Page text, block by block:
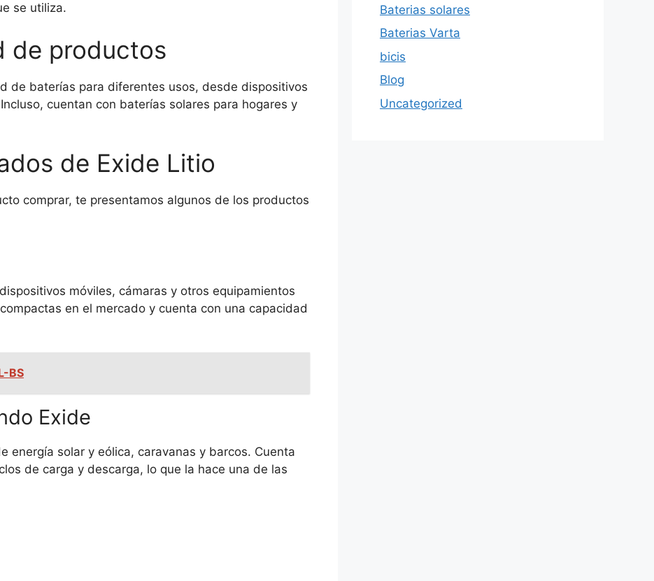
se utiliza.
de productos
de baterías para diferentes usos, desde dispositivos
cuentan con baterías solares para hogares y
de Exide Litio
comprar, te presentamos algunos de los productos
móviles, cámaras y otros equipamientos
en el mercado y cuenta con una capacidad
BS
Exide
energía solar y eólica, caravanas y barcos. Cuenta
de carga y descarga, lo que la hace una de las
Baterias solares
Baterias Varta
bicis
Blog
Uncategorized